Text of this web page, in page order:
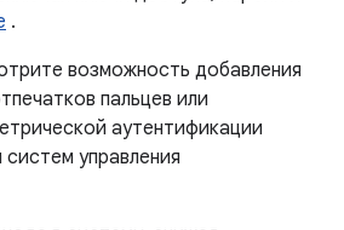
.
возможность добавления
пальцев или
аутентификации
управления